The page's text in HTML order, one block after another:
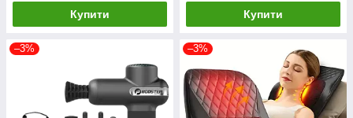
Купити Купити
–3% –3%